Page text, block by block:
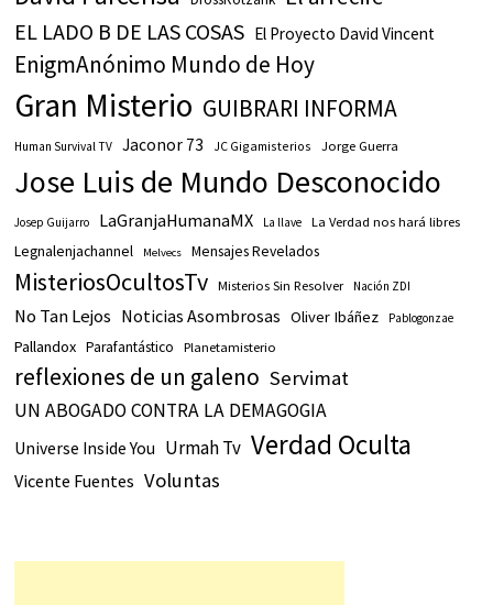
EL LADO B DE LAS COSAS El Proyecto David Vincent
EnigmAnónimo Mundo de Hoy
Gran Misterio GUIBRARI INFORMA
Human Survival TV Jaconor 73 JC Gigamisterios Jorge Guerra
Jose Luis de Mundo Desconocido
Josep Guijarro LaGranjaHumanaMX La llave La Verdad nos hará libres
Legnalenjachannel Melvecs Mensajes Revelados
MisteriosOcultosTv Misterios Sin Resolver Nación ZDI
No Tan Lejos Noticias Asombrosas Oliver Ibáñez Pablogonzae
Pallandox Parafantástico Planetamisterio
reflexiones de un galeno Servimat
UN ABOGADO CONTRA LA DEMAGOGIA
Universe Inside You Urmah Tv Verdad Oculta
Vicente Fuentes Voluntas